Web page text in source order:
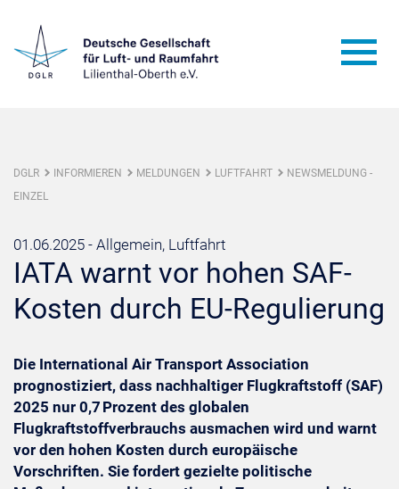
DGLR INFORMIEREN MELDUNGEN LUFTFAHRT
NEWSMELDUNG -
EINZEL
01.06.2025 - Allgemein, Luftfahrt
IATA warnt vor hohen SAF-
Kosten durch EU-Regulierung
Die International Air Transport Association
prognostiziert, dass nachhaltiger Flugkraftstoff (SAF)
2025 nur 0,7 Prozent des globalen
Flugkraftstoffverbrauchs ausmachen wird und warnt
vor den hohen Kosten durch europäische
Vorschriften. Sie fordert gezielte politische